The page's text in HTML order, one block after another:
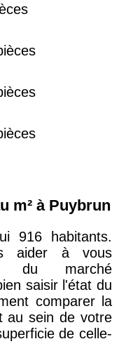
m² à Puybrun
916 habitants.
aider à vous
du marché
saisir l'état du
comparer la
au sein de votre
de celle-